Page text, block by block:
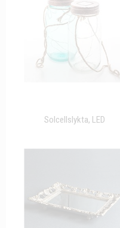
Solcellslykta, LED